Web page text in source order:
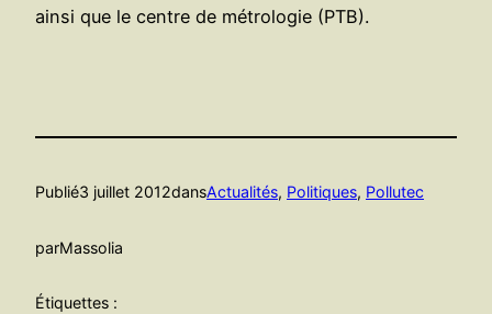
ainsi que le centre de métrologie (PTB).
Publié3 juillet 2012dansActualités, Politiques, Pollutec
parMassolia
Étiquettes :